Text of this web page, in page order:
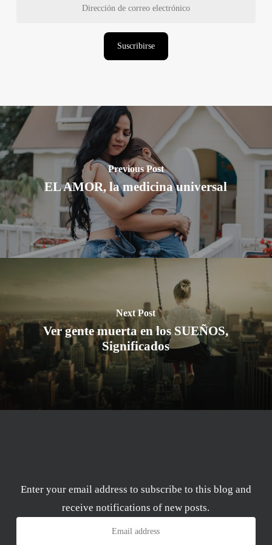
Suscribirse
Previous Post
EL AMOR, la medicina universal
Next Post
Ver gente muerta en los SUEÑOS,
Significados
Enter your email address to subscribe to this blog and
receive notifications of new posts.
Email